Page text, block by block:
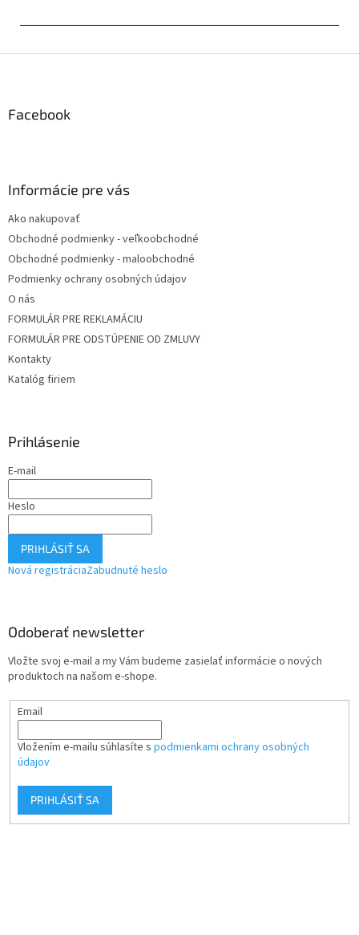
Facebook
Informácie pre vás
Ako nakupovať
Obchodné podmienky - veľkoobchodné
Obchodné podmienky - maloobchodné
Podmienky ochrany osobných údajov
O nás
FORMULÁR PRE REKLAMÁCIU
FORMULÁR PRE ODSTÚPENIE OD ZMLUVY
Kontakty
Katalóg firiem
Prihlásenie
E-mail
Heslo
PRIHLÁSIŤ SA
Nová registráciaZabudnuté heslo
Odoberať newsletter
Vložte svoj e-mail a my Vám budeme zasielať informácie o nových
produktoch na našom e-shope.
Email
Vložením e-mailu súhlasíte s podmienkami ochrany osobných
údajov
PRIHLÁSIŤ SA